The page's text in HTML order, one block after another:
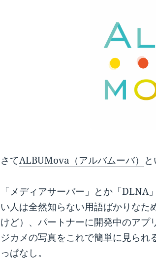
さてALBUMova（アルバムーバ）
「メディアサーバー」とか「DLNA
い人は全然知らない用語ばかりな
けど）、パートナーに開発中のア
ジカメの写真をこれで簡単に見られ
っぱなし。